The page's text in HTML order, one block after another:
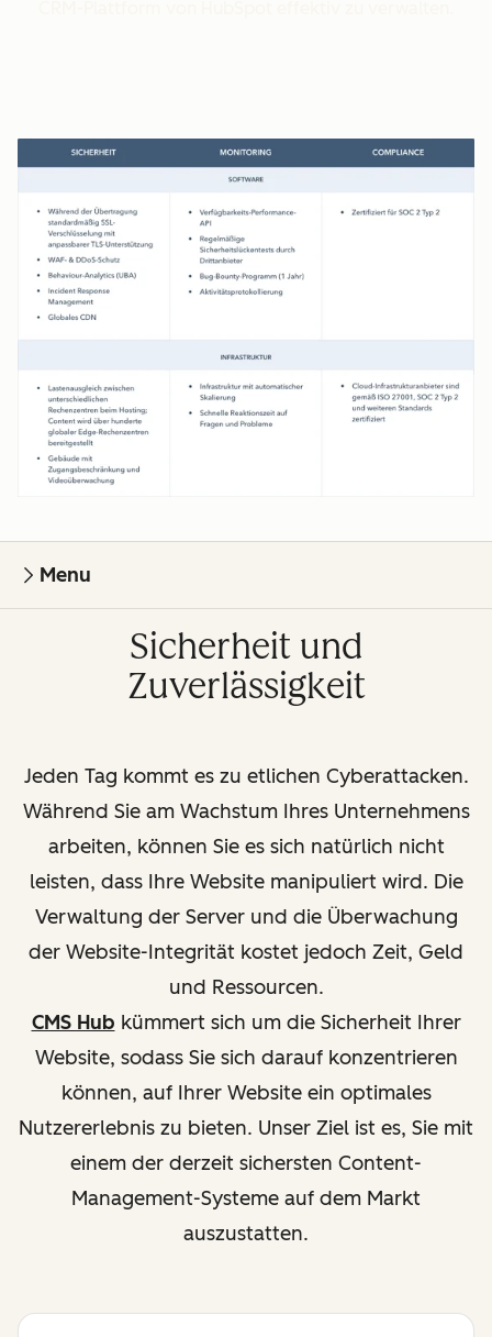
Menu
Sicherheit und
Zuverlässigkeit
Jeden Tag kommt es zu etlichen Cyberattacken.
Während Sie am Wachstum Ihres Unternehmens
arbeiten, können Sie es sich natürlich nicht
leisten, dass Ihre Website manipuliert wird. Die
Verwaltung der Server und die Überwachung
der Website-Integrität kostet jedoch Zeit, Geld
und Ressourcen.
CMS Hub kümmert sich um die Sicherheit Ihrer
Website, sodass Sie sich darauf konzentrieren
können, auf Ihrer Website ein optimales
Nutzererlebnis zu bieten. Unser Ziel ist es, Sie mit
einem der derzeit sichersten Content-
Management-Systeme auf dem Markt
auszustatten.